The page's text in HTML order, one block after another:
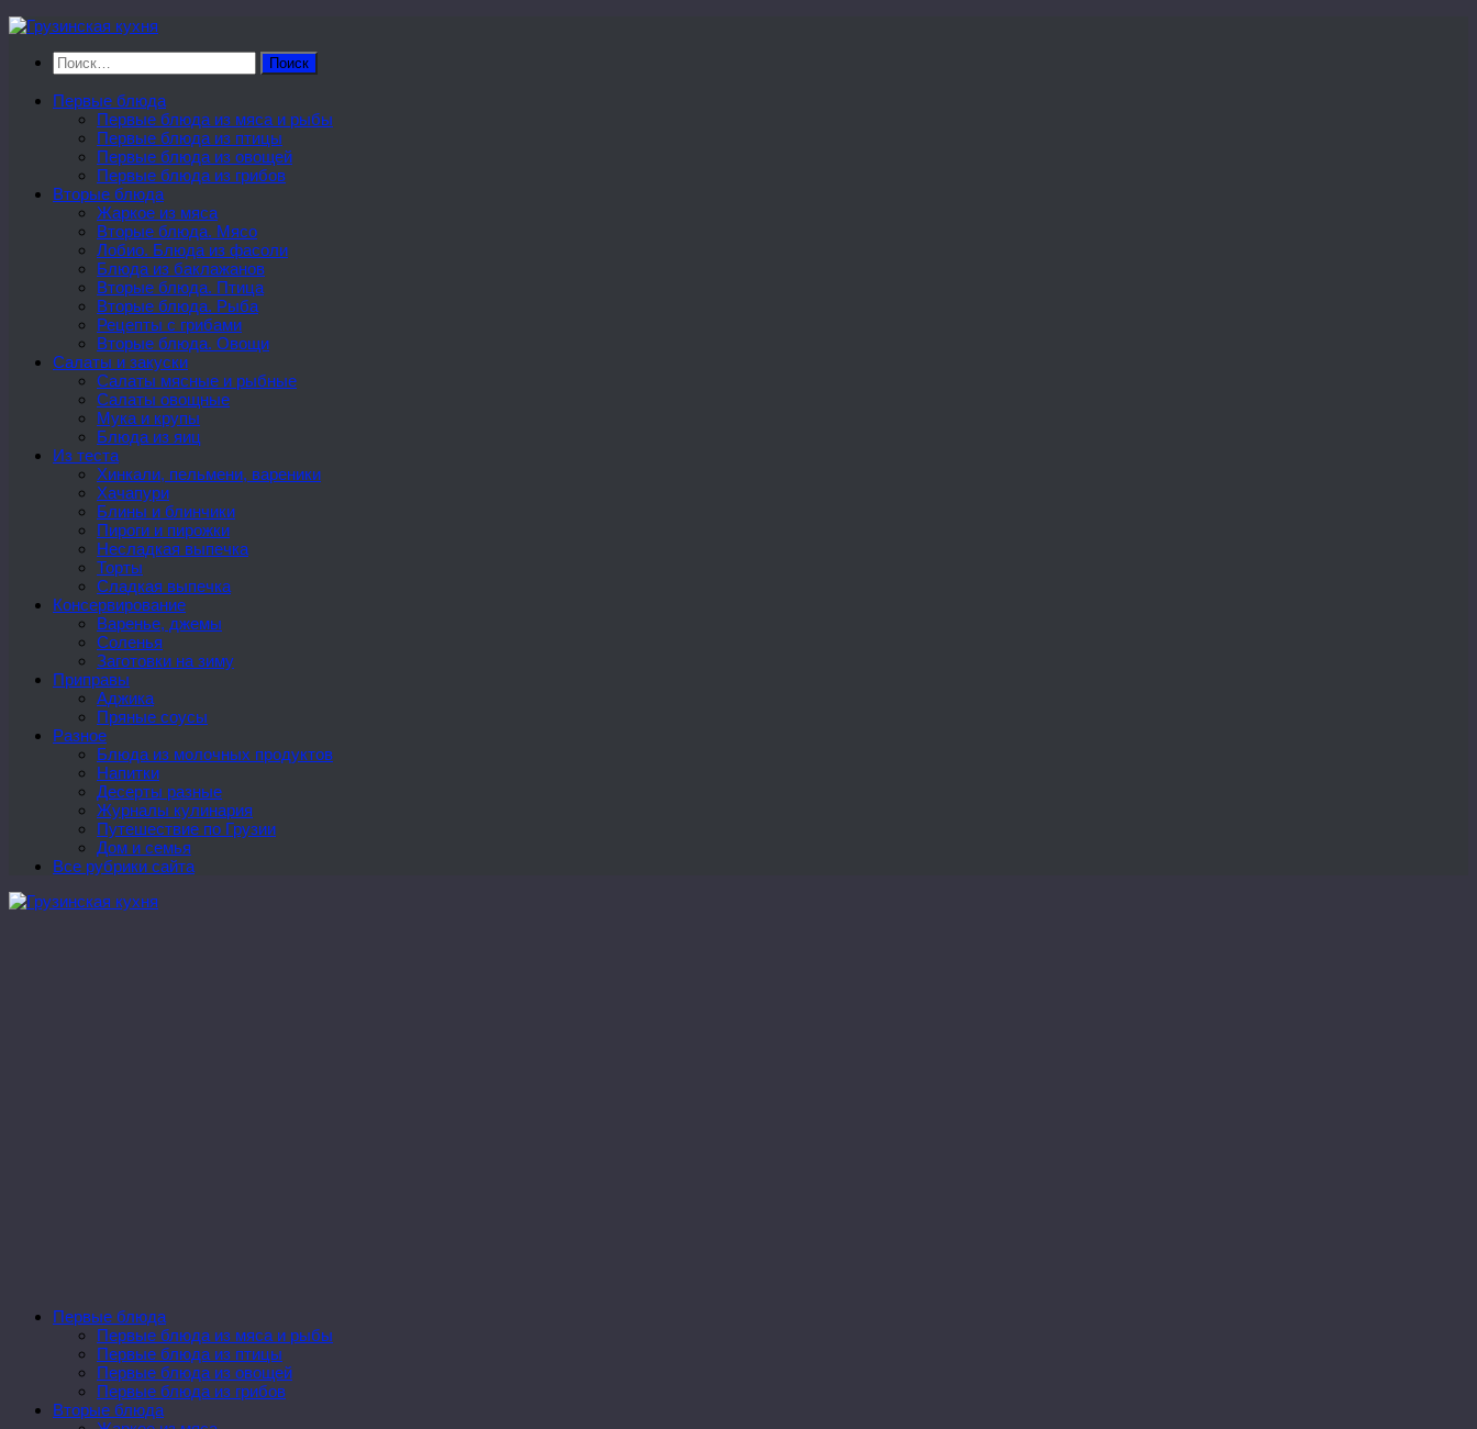
Перейти
содержимому
Найти:
Первые блюда
Первые блюда из мяса и рыбы
Первые блюда из птицы
Первые блюда из овощей
Первые блюда из грибов
Вторые блюда
Жаркое из мяса
Вторые блюда. Мясо
Лобио. Блюда из фасоли
Блюда из баклажанов
Вторые блюда. Птица
Вторые блюда. Рыба
Рецепты с грибами
Вторые блюда. Овощи
Салаты и закуски
Салаты мясные и рыбные
Салаты овощные
Мука и крупы
Блюда из яиц
Из теста
Хинкали, пельмени, вареники
Хачапури
Блины и блинчики
Пироги и пирожки
Несладкая выпечка
Торты
Сладкая выпечка
Консервирование
Варенье, джемы
Соленья
Заготовки на зиму
Приправы
Аджика
Пряные соусы
Разное
Блюда из молочных продуктов
Напитки
Десерты разные
Журналы кулинария
Путешествие по Грузии
Дом и семья
Все рубрики сайта
Первые блюда
Первые блюда из мяса и рыбы
Первые блюда из птицы
Первые блюда из овощей
Первые блюда из грибов
Вторые блюда